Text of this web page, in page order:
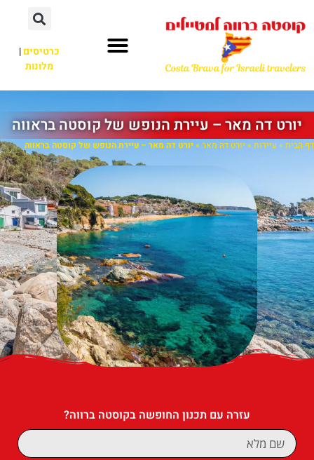
כרטיסים|
מלונות
יורט דה מאר – עיירת הנופש של קוסטה בראווה
דף הבית » עיירות » יורט דה מאר »יורט דה מאר – עיירת הנופש של קוסטה בראווה
עזרה עם תכנון החופשה בקוסטה ברווה?